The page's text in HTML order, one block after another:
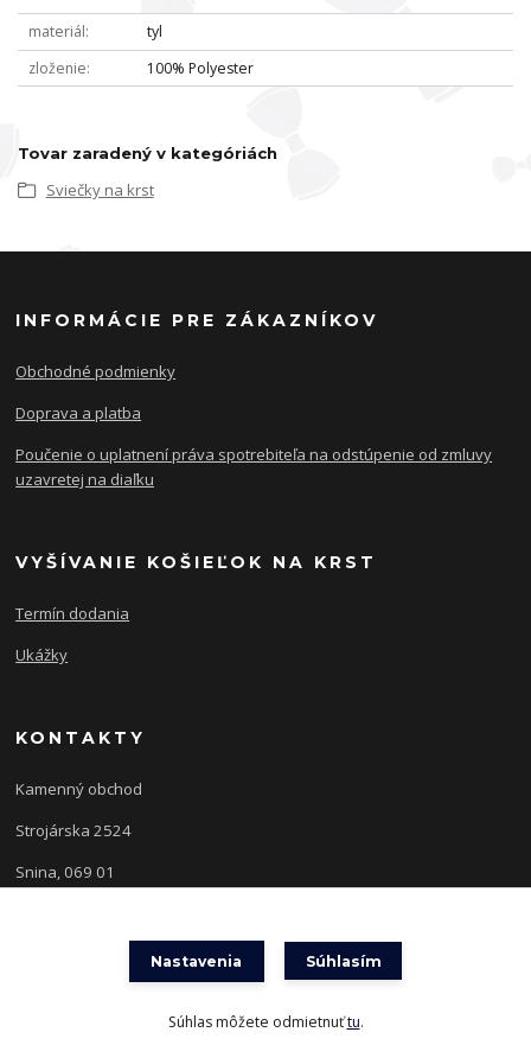
materiál
tyl
zloženie
100% Polyester
Tovar zaradený v kategóriách
Sviečky na krst
INFORMÁCIE PRE ZÁKAZNÍKOV
Obchodné podmienky
Doprava a platba
Poučenie o uplatnení práva spotrebiteľa na odstúpenie od zmluvy
uzavretej na diaľku
VYŠÍVANIE KOŠIEĽOK NA KRST
Termín dodania
Ukážky
KONTAKTY
Kamenný obchod
Strojárska 2524
Snina, 069 01
Vytvorené na Eshop-rychlo.sk
Nastavenia Súhlasím
Súhlas môžete odmietnuťtu.